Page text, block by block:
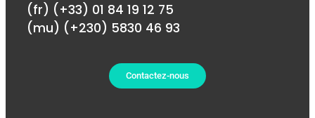
(fr) (+33) 01 84 19 12 75
(mu) (+230) 5830 46 93
Contactez-nous